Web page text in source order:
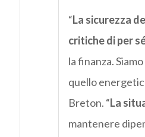
“La sicurezza
critiche di per
la finanza.
quello
Breton. “La
mantenere